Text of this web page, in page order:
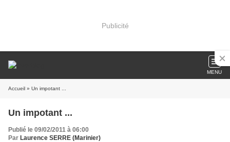
Publicité
MENU
Accueil » Un impotant ...
Un impotant ...
Publié le 09/02/2011 à 06:00
Par Laurence SERRE (Marinier)